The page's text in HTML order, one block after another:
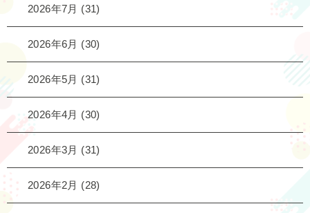
2026年7月 (31)
2026年6月 (30)
2026年5月 (31)
2026年4月 (30)
2026年3月 (31)
2026年2月 (28)